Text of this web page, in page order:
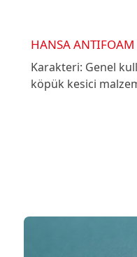
HANSA
Karakteri: Genel
köpük kesici